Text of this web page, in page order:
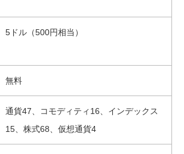
5ドル（500円相当）
無料
通貨47、コモディティ16、インデックス
15、株式68、仮想通貨4